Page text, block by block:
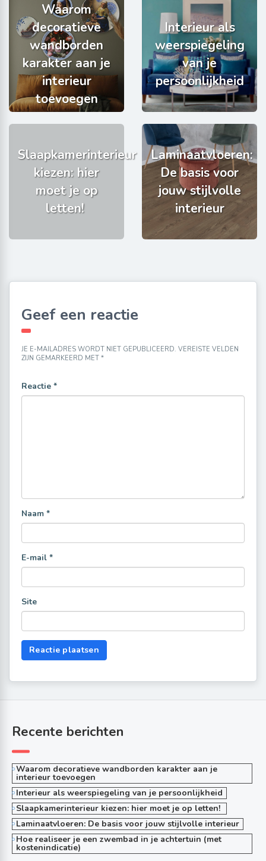
Waarom
decoratieve
wandborden
karakter aan je
interieur
toevoegen
Interieur als
weerspiegeling
van je
persoonlijkheid
Slaapkamerinterieur
kiezen: hier
moet je op
letten!
Laminaatvloeren:
De basis voor
jouw stijlvolle
interieur
Geef een reactie
JE E-MAILADRES WORDT NIET GEPUBLICEERD. VEREISTE VELDEN
ZIJN GEMARKEERD MET *
Reactie *
Naam *
E-mail *
Site
Recente berichten
Waarom decoratieve wandborden karakter aan je
interieur toevoegen
Interieur als weerspiegeling van je persoonlijkheid
Slaapkamerinterieur kiezen: hier moet je op letten!
Laminaatvloeren: De basis voor jouw stijlvolle interieur
Hoe realiseer je een zwembad in je achtertuin (met
kostenindicatie)